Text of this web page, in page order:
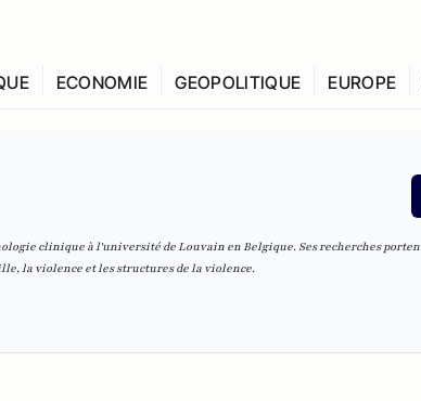
ECONOMIE GEOPOLITIQUE EUROPE
clinique à l'université de Louvain en Belgique. Ses recherches
la violence et les structures de la violence.